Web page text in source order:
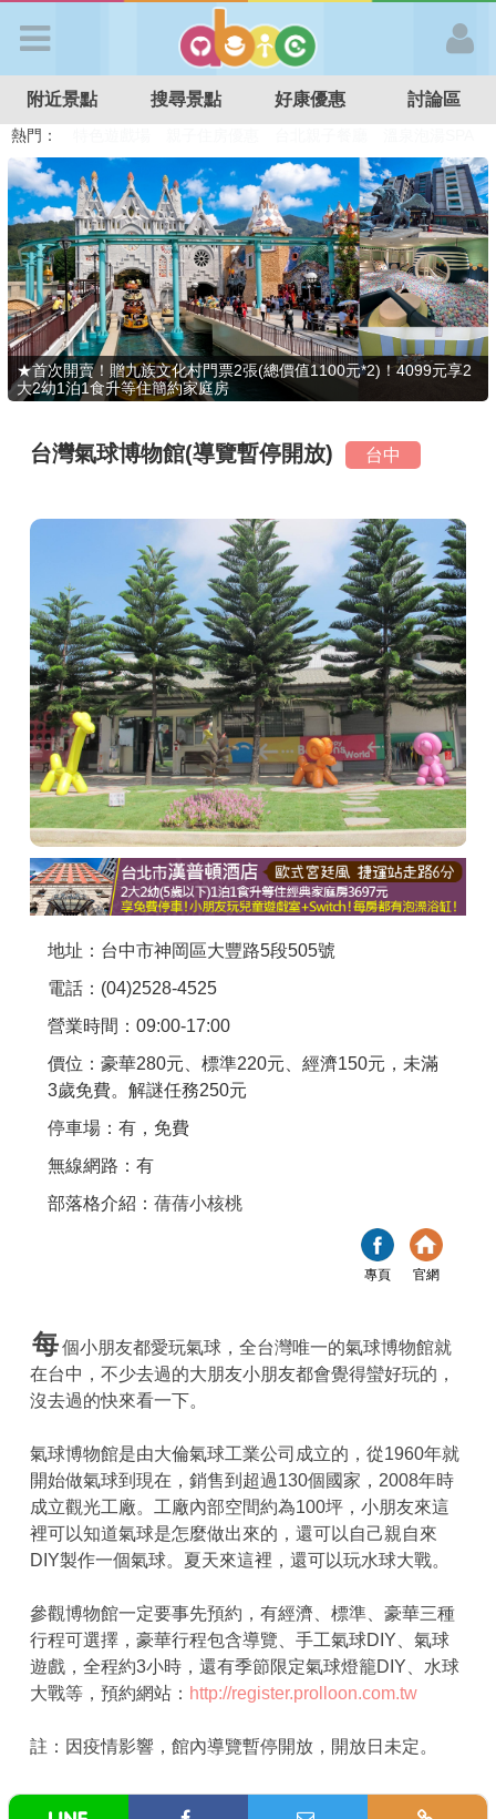
APP登入
首 頁
搜尋景點
好康優惠
最新消息
最新留言
推薦景點
討論區
聯絡我們
APP下載
附近景點 搜尋景點 好康優惠 討論區
熱門：
特色遊戲場
親子住房優惠 台北親子餐廳 溫泉泡湯SPA
★首次開賣！贈九族文化村門票2張(總價值1100元*2)！4099元享2
大2幼1泊1食升等住簡約家庭房
台灣氣球博物館(導覽暫停開放) 台中
地址：台中市神岡區大豐路5段505號
電話：(04)2528-4525
營業時間：09:00-17:00
價位：豪華280元、標準220元、經濟150元，未滿
3歲免費。解謎任務250元
停車場：有，免費
無線網路：有
部落格介紹： 蒨蒨小核桃
專頁 官網
每個小朋友都愛玩氣球，全台灣唯一的氣球博物館就
在台中，不少去過的大朋友小朋友都會覺得蠻好玩的，
沒去過的快來看一下。
氣球博物館是由大倫氣球工業公司成立的，從1960年就
開始做氣球到現在，銷售到超過130個國家，2008年時
成立觀光工廠。工廠內部空間約為100坪，小朋友來這
裡可以知道氣球是怎麼做出來的，還可以自己親自來
DIY製作一個氣球。夏天來這裡，還可以玩水球大戰。
參觀博物館一定要事先預約，有經濟、標準、豪華三種
行程可選擇，豪華行程包含導覽、手工氣球DIY、氣球
遊戲，全程約3小時，還有季節限定氣球燈籠DIY、水球
大戰等，預約網站： http://register.prolloon.com.tw
註：因疫情影響，館內導覽暫停開放，開放日未定。